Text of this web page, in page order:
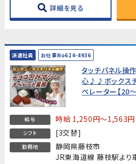
詳細を見る
派遣社員 お仕事No624-4936
タッチパネル操
心♪♪ボックス
ペレーター【20
給与 時給 1,250円～1,563円
シフト [3交替]
勤務地
静岡県藤枝市
JR東海道線 藤枝駅より